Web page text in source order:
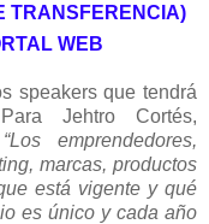
TRANSFERENCIA)
WEB
speakers que tendrá
Jehtro Cortés,
“Los emprendedores,
marcas, productos
está vigente y qué
es único y cada año